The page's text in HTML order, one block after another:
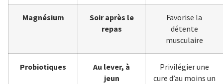
Magnésium
Soir après le
repas
Favorise la
détente
musculaire
Probiotiques
Au lever, à
jeun
Privilégier une
cure d’au moins un